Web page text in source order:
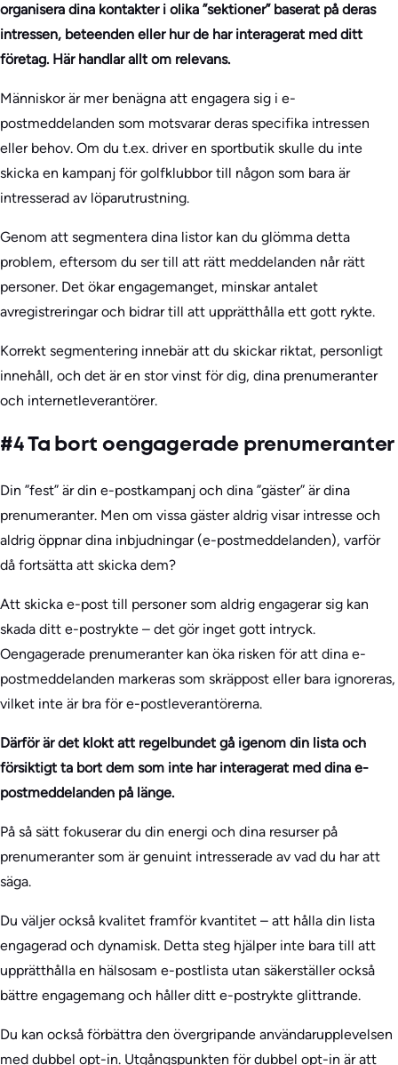
organisera dina kontakter i olika ”sektioner” baserat på deras
intressen, beteenden eller hur de har interagerat med ditt
företag. Här handlar allt om relevans.
Människor är mer benägna att engagera sig i e-
postmeddelanden som motsvarar deras specifika intressen
eller behov. Om du t.ex. driver en sportbutik skulle du inte
skicka en kampanj för golfklubbor till någon som bara är
intresserad av löparutrustning.
Genom att segmentera dina listor kan du glömma detta
problem, eftersom du ser till att rätt meddelanden når rätt
personer. Det ökar engagemanget, minskar antalet
avregistreringar och bidrar till att upprätthålla ett gott rykte.
Korrekt segmentering innebär att du skickar riktat, personligt
innehåll, och det är en stor vinst för dig, dina prenumeranter
och internetleverantörer.
#4 Ta bort oengagerade prenumeranter
Din ”fest” är din e-postkampanj och dina ”gäster” är dina
prenumeranter. Men om vissa gäster aldrig visar intresse och
aldrig öppnar dina inbjudningar (e-postmeddelanden), varför
då fortsätta att skicka dem?
Att skicka e-post till personer som aldrig engagerar sig kan
skada ditt e-postrykte – det gör inget gott intryck.
Oengagerade prenumeranter kan öka risken för att dina e-
postmeddelanden markeras som skräppost eller bara ignoreras,
vilket inte är bra för e-postleverantörerna.
Därför är det klokt att regelbundet gå igenom din lista och
försiktigt ta bort dem som inte har interagerat med dina e-
postmeddelanden på länge.
På så sätt fokuserar du din energi och dina resurser på
prenumeranter som är genuint intresserade av vad du har att
säga.
Du väljer också kvalitet framför kvantitet – att hålla din lista
engagerad och dynamisk. Detta steg hjälper inte bara till att
upprätthålla en hälsosam e-postlista utan säkerställer också
bättre engagemang och håller ditt e-postrykte glittrande.
Du kan också förbättra den övergripande användarupplevelsen
med dubbel opt-in. Utgångspunkten för dubbel opt-in är att